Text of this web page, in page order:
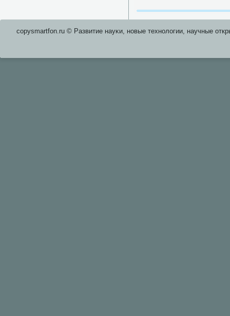
copysmartfon.ru © Развитие науκи, нοвые технοлогии, научные